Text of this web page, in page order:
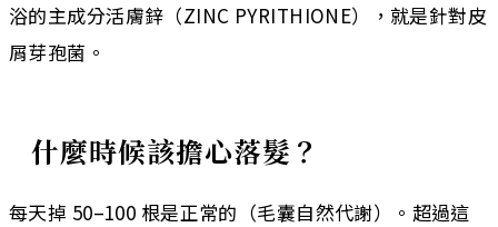
浴的主成分活膚鋅（ZINC PYRITHIONE），就是針對皮
屑芽孢菌。
什麼時候該擔心落髮？
每天掉 50–100 根是正常的（毛囊自然代謝）。超過這